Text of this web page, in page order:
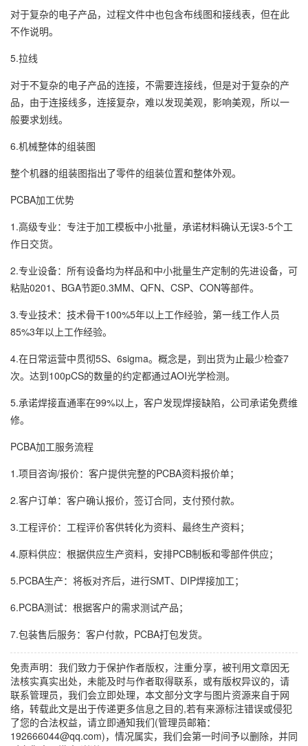
对于复杂的电子产品，过程文件中也包含布线图和接线表，但在此
不作说明。
5.拉线
对于不复杂的电子产品的连接，不需要连接线，但是对于复杂的产
品，由于连接线多，连接复杂，难以发现美观，影响美观，所以一
般要求划线。
6.机械整体的组装图
整个机器的组装图指出了零件的组装位置和整体外观。
PCBA加工优势
1.高级专业：专注于加工模板中小批量，承诺材料确认无误3-5个工
作日交货。
2.专业设备：所有设备均为样品和中小批量生产定制的先进设备，可
粘贴0201、BGA节距0.3MM、QFN、CSP、CON等部件。
3.专业技术：技术骨干100%5年以上工作经验，第一线工作人员
85%3年以上工作经验。
4.在日常运营中贯彻5S、6sigma。概念是，到出货为止最少检查7
次。达到100pCS的数量的约定都通过AOI光学检测。
5.承诺焊接直通率在99%以上，客户发现焊接缺陷，公司承诺免费维
修。
PCBA加工服务流程
1.项目咨询/报价：客户提供完整的PCBA资料报价单；
2.客户订单：客户确认报价，签订合同，支付预付款。
3.工程评价：工程评价客供转化为资料、最终生产资料；
4.原料供应：根据供应生产资料，安排PCB制板和零部件供应；
5.PCBA生产：将板对齐后，进行SMT、DIP焊接加工；
6.PCBA测试：根据客户的需求测试产品；
7.包装售后服务：客户付款，PCBA打包发货。
免责声明：我们致力于保护作者版权，注重分享，被刊用文章因无
法核实真实出处，未能及时与作者取得联系，或有版权异议的，请
联系管理员，我们会立即处理，本文部分文字与图片资源来自于网
络，转载此文是出于传递更多信息之目的,若有来源标注错误或侵犯
了您的合法权益，请立即通知我们(管理员邮箱：
192666044@qq.com)，情况属实，我们会第一时间予以删除，并同